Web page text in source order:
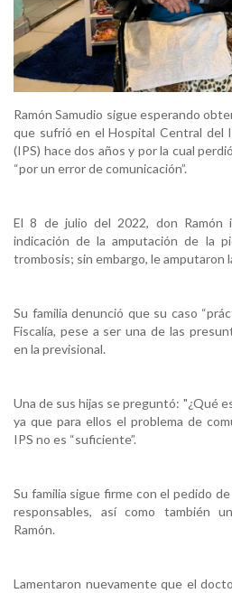
Ramón Samudio sigue esperando
que sufrió en el Hospital Central del
(IPS) hace dos años y por la cual
“por un error de comunicación”.
El 8 de julio del 2022, don Ramón
indicación de la amputación de la
trombosis; sin embargo, le amputaron
Su familia denunció que su caso
Fiscalía, pese a ser una de las
en la previsional.
Una de sus hijas se preguntó: "¿Qué
ya que para ellos el problema de
IPS no es “suficiente”.
Su familia sigue firme con el pedido
responsables, así como también
Ramón.
Lamentaron nuevamente que el